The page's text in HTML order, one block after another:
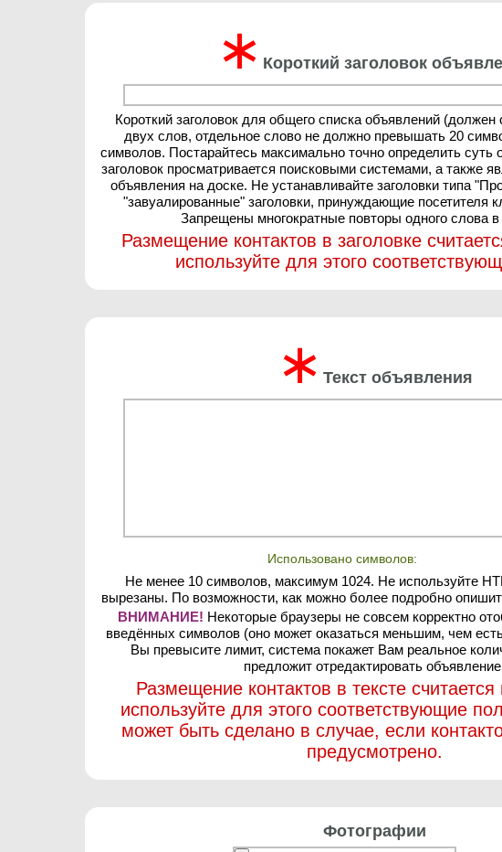
∗ Короткий заголовок
Короткий заголовок для общего списка объявлений
двух слов, отдельное слово не должно превышать 20
символов. Постарайтесь максимально точно определить суть
заголовок просматривается поисковыми системами, а также
объявления на доске. Не устанавливайте заголовки типа
"завуалированные" заголовки, принуждающие посетителя
Запрещены многократные повторы одного слова в
Размещение контактов в заголовке
используйте для этого
∗ Текст объявления
Использовано символов:
Не менее 10 символов, максимум 1024. Не используйте
вырезаны. По возможности, как можно более подробно
ВНИМАНИЕ! Некоторые браузеры не совсем корректно
введённых символов (оно может оказаться меньшим, чем
Вы превысите лимит, система покажет Вам реальное
предложит отредактировать
Размещение контактов в тексте
используйте для этого соответствующие
может быть сделано в случае, если
предусмотрено.
Фотографии